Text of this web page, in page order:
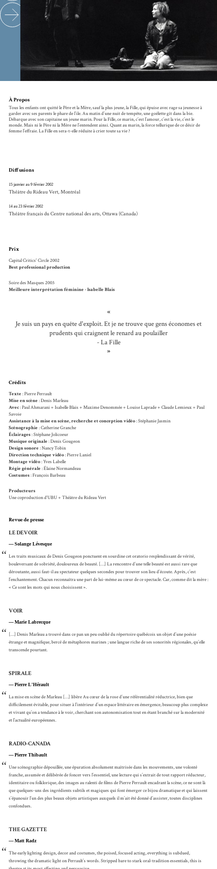
À Propos
Tous les enfants ont quitté le Père et la Mère, sauf la plus jeune, la Fille, qui épuise avec rage sa jeunesse à
garder avec ses parents le phare de l’ile. Au matin d’une nuit de tempête, une goélette gît dans la bie.
Débarque avec son capitaine un jeune marin. Pour la Fille, ce marin, c’est l’amour, c’est la vie, c’est le
monde. Mais ni le Père ni la Mère ne l’entendent ainsi. Quant au marin, la force tellurique de ce désir de
femme l’effraie. La Fille en sera-t-elle réduite à crier toute sa vie ?
Diffusions
15 janvier au 9 février 2002
Théâtre du Rideau Vert, Montréal
14 au 23 février 2002
Théâtre français du Centre national des arts, Ottawa (Canada)
Prix
Capital Critics' Circle 2002
Best professional production
Soire des Masques 2003
Meilleure interprétation féminine - Isabelle Blais
«
Je suis un pays en quête d'exploit. Et je ne trouve que gens économes et
prudents qui craignent le renard au poulailler
- La Fille
»
Crédits
Texte : Pierre Perrault
Mise en scène : Denis Marleau
Avec: Paul Ahmarani + Isabelle Blais + Maxime Denommée + Louise Laprade + Claude Lemieux + Paul
Savoie
Assistance à la mise en scène, recherche et conception vidéo: Stéphanie Jasmin
Scénographie : Catherine Granche
Éclairages: Stéphane Jolicoeur
Musique originale : Denis Gougeon
Design sonore : Nancy Tobin
Direction technique vidéo: Pierre Laniel
Montage vidéo: Yves Labelle
Régie générale : Élaine Normandeau
Costumes: François Barbeau
Producteurs
Une coproduction d'UBU + Théâtre du Rideau Vert
Revue de presse
LE DEVOIR
Solange Lévesque
“ Les traits musicaux de Denis Gougeon ponctuent en sourdine cet oratorio resplendissant de vérité,
bouleversant de sobriété, douloureux de beauté. […] La rencontre d’une telle beauté est aussi rare que
déroutante, aussi faut-il au spectateur quelques secondes pour trouver son lieu d’écoute. Après, c’est
l’enchantement. Chacun reconnaîtra une part de lui-même au cœur de ce spectacle. Car, comme dit la mère :
« Ce sont les mots qui nous choisissent ».
VOIR
Marie Labrecque
“ […] Denis Marleau a trouvé dans ce pan un peu oublié du répertoire québécois un objet d’une poésie
étrange et magnifique, bercé de métaphores marines ; une langue riche de ses sonorités régionales, qu’elle
transcende pourtant.
SPIRALE
Pierre L'Hérault
“ La mise en scène de Marleau […] libère Au cœur de la rose d’une référentialité réductrice, bien que
difficilement évitable, pour situer à l’intérieur d’un espace littéraire en émergence, beaucoup plus complexe
et vivant qu’on a tendance à le voir, cherchant son autonomisation tout en étant branché sur la modernité
et l’actualité européennes.
RADIO-CANADA
Pierre Thibault
“ Une scénographie dépouillée, une épuration absolument maîtrisée dans les mouvements, une volonté
franche, assumée et délibérée de foncer vers l’essentiel, une lecture qui s’extrait de tout rapport réducteur,
identitaire ou folklorique, des images au ralenti de films de Pierre Perrault encadrant la scène, ce ne sont là
que quelques-uns des ingrédients subtils et magiques qui font émerger ce bijou dramatique et qui laissent
s’épanouir l’un des plus beaux objets artistiques auxquels il m’ait été donné d’assister, toutes disciplines
confondues.
THE GAZETTE
Matt Radz
“ The early lighting design, decor and costumes, the poised, focused acting, everything is subdued,
throwing the dramatic light on Perrault’s words. Stripped bare to stark oral-tradition essentials, this is